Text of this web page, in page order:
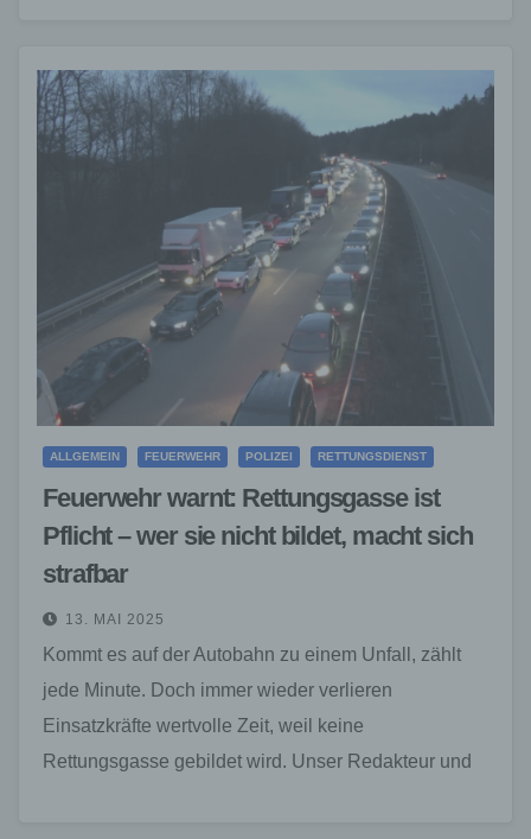
ALLGEMEIN FEUERWEHR POLIZEI RETTUNGSDIENST
Feuerwehr warnt: Rettungsgasse ist
Pflicht – wer sie nicht bildet, macht sich
strafbar
13. MAI 2025
Kommt es auf der Autobahn zu einem Unfall, zählt
jede Minute. Doch immer wieder verlieren
Einsatzkräfte wertvolle Zeit, weil keine
Rettungsgasse gebildet wird. Unser Redakteur und